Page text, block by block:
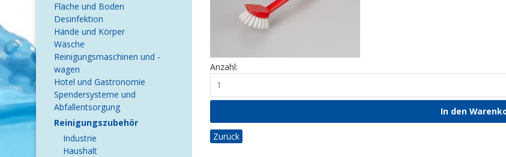
Anzahl:
Zurück
Fläche und Boden
Desinfektion
Hände und Körper
Wäsche
Reinigungsmaschinen und -
wagen
Hotel und Gastronomie
Spendersysteme und
Abfallentsorgung
Reinigungszubehör
Industrie
Haushalt